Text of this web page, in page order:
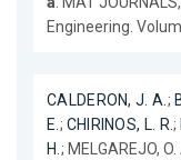
Engineering.
CALDERON, J. A.;
E.; CHIRINOS, L. R.;
H.; MELGAREJO,